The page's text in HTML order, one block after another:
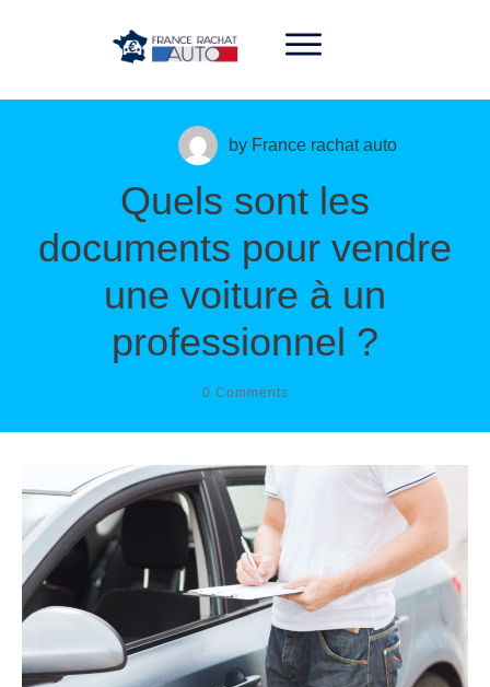
06 33 31 08 48
by France rachat auto
Quels sont les
documents pour vendre
une voiture à un
professionnel ?
0 Comments